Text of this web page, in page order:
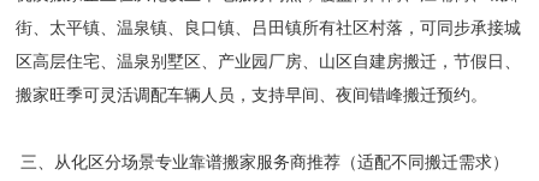
街、太平镇、温泉镇、良口镇、吕田镇所有社区村落，可同步承接城
区高层住宅、温泉别墅区、产业园厂房、山区自建房搬迁，节假日、
搬家旺季可灵活调配车辆人员，支持早间、夜间错峰搬迁预约。
三、从化区分场景专业靠谱搬家服务商推荐（适配不同搬迁需求）